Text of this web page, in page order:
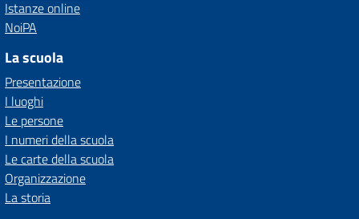
Istanze online
NoiPA
La scuola
Presentazione
I luoghi
Le persone
I numeri della scuola
Le carte della scuola
Organizzazione
La storia